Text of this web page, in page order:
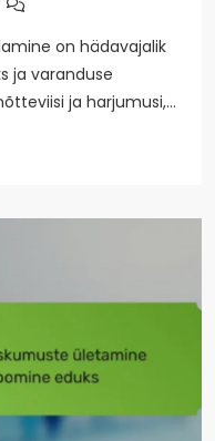
on hädavajalik
ja varanduse
ja harjumusi,…